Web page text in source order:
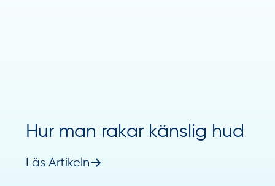
Hur man rakar känslig hud
Läs Artikeln